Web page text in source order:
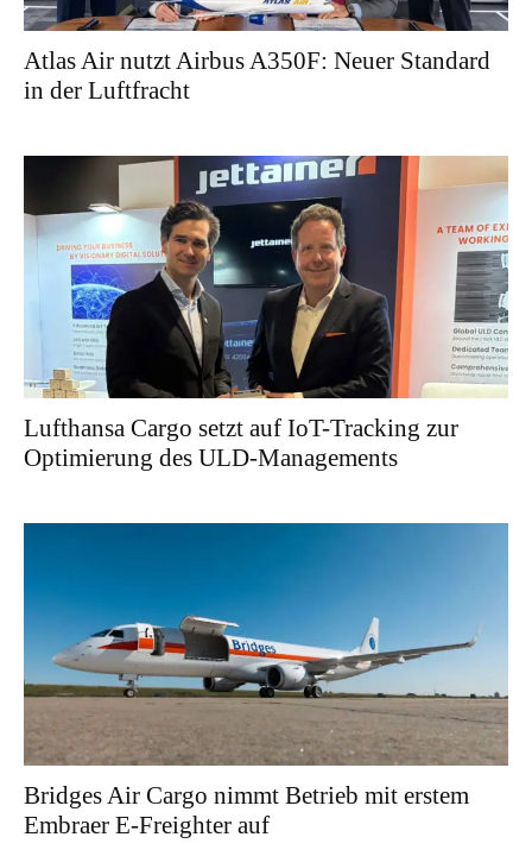
Atlas Air nutzt Airbus A350F: Neuer Standard
in der Luftfracht
Lufthansa Cargo setzt auf IoT-Tracking zur
Optimierung des ULD-Managements
Bridges Air Cargo nimmt Betrieb mit erstem
Embraer E-Freighter auf